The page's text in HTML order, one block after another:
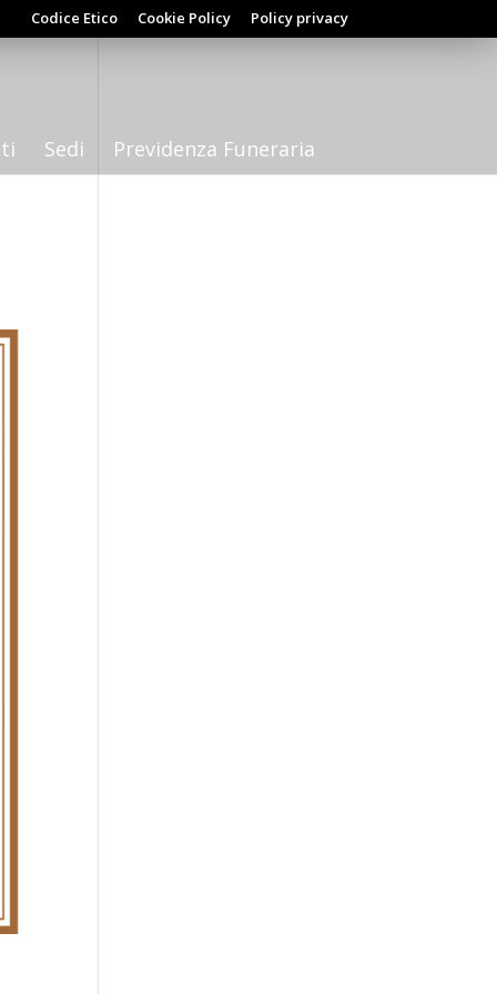
Codice Etico Cookie Policy Policy privacy
Sedi Previdenza Funeraria